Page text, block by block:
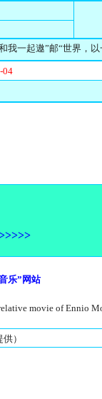
起遨”邮“世界，以一
04
乐”网站
movie of Ennio
）